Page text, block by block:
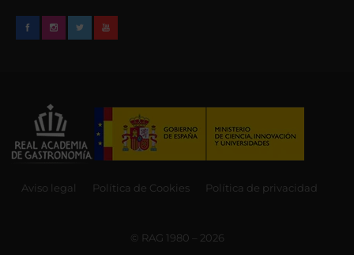
Aviso legal Política de Cookies Política de privacidad
© RAG 1980 – 2026